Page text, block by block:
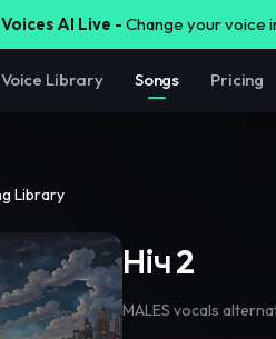
Voices AI Live - Change your voice
Voice Library Songs Pricing
Library
Ніч 2
MALES vocals